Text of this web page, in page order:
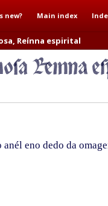
new? Main index
Reínna espirital
eno dedo da